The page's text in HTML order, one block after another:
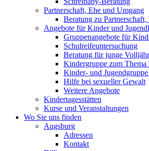
Partnerschaft, Ehe und Umgang
Beratung zu
Angebote für Kinder und
Gruppenangebote für
Schulreifeuntersuchung
Beratung für junge
Kindergruppe zum Thema
Kinder- und
Hilfe bei sexueller Gewalt
Weitere Angebote
Kindertagesstätten
Kurse und Veranstaltungen
Wo Sie uns finden
Augsburg
Adressen
Kontakt